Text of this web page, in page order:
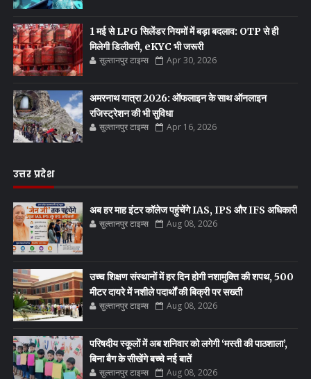
1 मई से LPG सिलेंडर नियमों में बड़ा बदलाव: OTP से ही
मिलेगी डिलीवरी, eKYC भी जरूरी
सुल्तानपुर टाइम्स Apr 30, 2026
अमरनाथ यात्रा 2026: ऑफलाइन के साथ ऑनलाइन
रजिस्ट्रेशन की भी सुविधा
सुल्तानपुर टाइम्स Apr 16, 2026
उत्तर प्रदेश
अब हर माह इंटर कॉलेज पहुंचेंगे IAS, IPS और IFS अधिकारी
सुल्तानपुर टाइम्स Aug 08, 2026
उच्च शिक्षण संस्थानों में हर दिन होगी नशामुक्ति की शपथ, 500
मीटर दायरे में नशीले पदार्थों की बिक्री पर सख्ती
सुल्तानपुर टाइम्स Aug 08, 2026
परिषदीय स्कूलों में अब शनिवार को लगेगी ‘मस्ती की पाठशाला’,
बिना बैग के सीखेंगे बच्चे नई बातें
सुल्तानपुर टाइम्स Aug 08, 2026